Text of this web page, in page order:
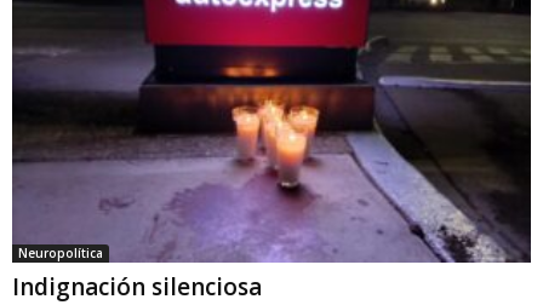
Neuropolítica
Indignación silenciosa